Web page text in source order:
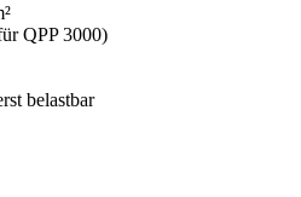
QPP 3000)
belastbar